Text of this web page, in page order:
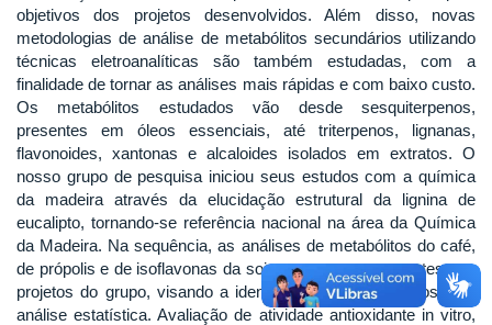
objetivos dos projetos desenvolvidos. Além disso, novas
metodologias de análise de metabólitos secundários utilizando
técnicas eletroanalíticas são também estudadas, com a
finalidade de tornar as análises mais rápidas e com baixo custo.
Os metabólitos estudados vão desde sesquiterpenos,
presentes em óleos essenciais, até triterpenos, lignanas,
flavonoides, xantonas e alcaloides isolados em extratos. O
nosso grupo de pesquisa iniciou seus estudos com a química
da madeira através da elucidação estrutural da lignina de
eucalipto, tornando-se referência nacional na área da Química
da Madeira. Na sequência, as análises de metabólitos do café,
de própolis e de isoflavonas da soja se tornaram presentes nos
projetos do grupo, visando a identificação de metabólitos e/ou
análise estatística. Avaliação de atividade antioxidante in vitro,